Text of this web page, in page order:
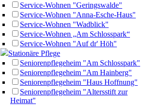
Service-Wohnen "Geringswalde"
Service-Wohnen "Anna-Esche-Haus"
Service-Wohnen "Wadblick"
Service-Wohnen „Am Schlosspark“
Service-Wohnen "Auf dr' Höh"
Stationäre Pflege
Seniorenpflegeheim "Am Schlosspark"
Seniorenpflegeheim "Am Hainberg"
Seniorenpflegeheim "Haus Hoffnung"
Seniorenpflegeheim "Altersstift zur
Heimat"